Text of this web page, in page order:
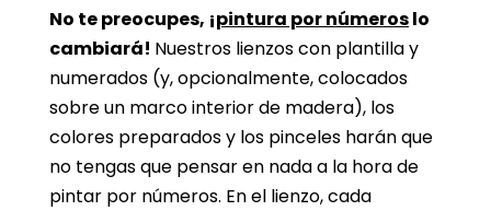
No te preocupes, ¡pintura por númeroslo
cambiará! Nuestros lienzos con plantilla y
numerados (y, opcionalmente, colocados
sobre un marco interior de madera), los
colores preparados y los pinceles harán que
no tengas que pensar en nada a la hora de
pintar por números. En el lienzo, cada